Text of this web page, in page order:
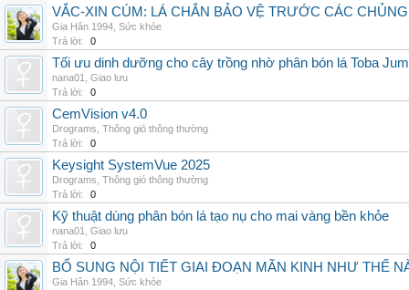
VẮC-XIN CÚM: LÁ CHẮN BẢO VỆ TRƯỚC CÁC
Gia Hân 1994 Sức khỏe
Trả lời:
0
Tối ưu dinh dưỡng cho cây trồng nhờ phân bón lá Toba Jum
nana01
Giao lưu
Trả lời:
0
CemVision v4.0
Drograms Thông gió thông thường
Trả lời:
0
Keysight SystemVue 2025
Drograms Thông gió thông thường
Trả lời:
0
Kỹ thuật dùng phân bón lá tạo nụ cho mai vàng bền khỏe
nana01
Giao lưu
Trả lời:
0
BỔ SUNG NỘI TIẾT GIAI ĐOẠN MÃN KINH NHƯ THẾ
Gia Hân 1994 Sức khỏe